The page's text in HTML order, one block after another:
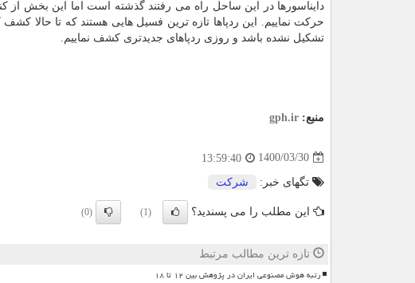
دایناسورها در این ساحل راه می رفتند گذشته است اما این بخش از
حرکت نماییم. این ردپاها تازه ترین فسیل هایی هستند که تا حالا
تشکیل نشده باشد و روزی ردپاهای جدیدتری کشف نماییم.
منبع: gph.ir
1400/03/30
13:59:40
تگهای خبر: شركت
این مطلب را می پسندید؟ (1)
(0)
تازه ترین مطالب مرتبط
رتبه هوش مصنوعی ایران در پژوهش بین ۱۲ تا ۱۸